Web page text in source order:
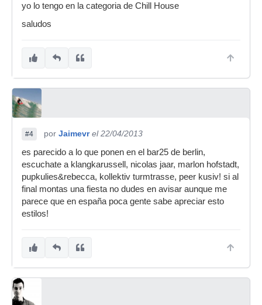
yo lo tengo en la categoria de Chill House
saludos
#4 por Jaimevr el 22/04/2013
es parecido a lo que ponen en el bar25 de berlin,
escuchate a klangkarussell, nicolas jaar, marlon hofstadt,
pupkulies&rebecca, kollektiv turmtrasse, peer kusiv! si al
final montas una fiesta no dudes en avisar aunque me
parece que en españa poca gente sabe apreciar esto
estilos!